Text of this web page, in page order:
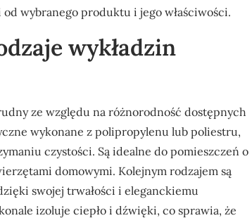
od wybranego produktu i jego właściwości.
wykładzin
ze względu na różnorodność dostępnych
wykonane z polipropylenu lub poliestru,
czystości. Są idealne do pomieszczeń o
domowymi. Kolejnym rodzajem są
swojej trwałości i eleganckiemu
izoluje ciepło i dźwięki, co sprawia, że